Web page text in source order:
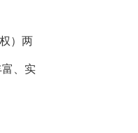
）两
、实